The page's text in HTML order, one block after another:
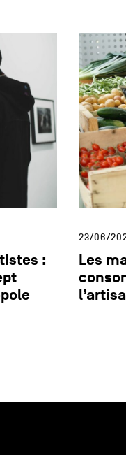
:
23/06/
Les